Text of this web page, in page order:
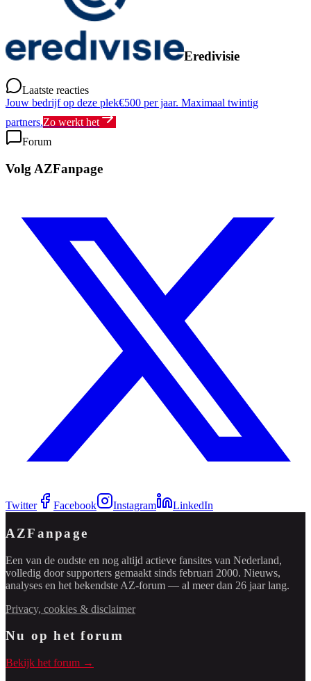
Eredivisie
Laatste reacties
Jouw bedrijf op deze plek€500 per jaar. Maximaal twintig
partners.Zo werkt het
Forum
Volg AZFanpage
Twitter Facebook Instagram LinkedIn
AZFanpage
Een van de oudste en nog altijd actieve fansites van Nederland,
volledig door supporters gemaakt sinds februari 2000. Nieuws,
analyses en het bekendste AZ-forum — al meer dan 26 jaar lang.
Privacy, cookies & disclaimer
Nu op het forum
Bekijk het forum →